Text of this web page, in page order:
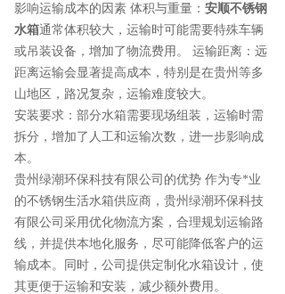
影响运输成本的因素 体积与重量： 安顺不锈钢
水箱通常体积较大，运输时可能需要特殊车辆
或吊装设备，增加了物流费用。 运输距离：远
距离运输会显著提高成本，特别是在贵州等多
山地区，路况复杂，运输难度较大。
安装要求：部分水箱需要现场组装，运输时需
拆分，增加了人工和运输次数，进一步影响成
本。
贵州绿潮环保科技有限公司的优势 作为专*业
的不锈钢生活水箱供应商，贵州绿潮环保科技
有限公司采用优化物流方案，合理规划运输路
线，并提供本地化服务，尽可能降低客户的运
输成本。同时，公司提供定制化水箱设计，使
其更便于运输和安装，减少额外费用。